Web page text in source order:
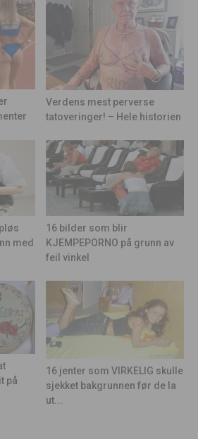
Verdens mest perverse
tatoveringer! – Hele historien
med
16 bilder som blir
KJEMPEPORNO på grunn av
feil vinkel
på
16 jenter som VIRKELIG skulle
sjekket bakgrunnen før de la
ut...